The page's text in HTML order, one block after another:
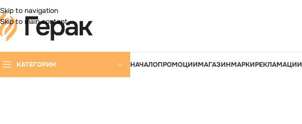
Skip to navigation
Skip to main content
КАТЕГОРИИ НАЧАЛОПРОМОЦИИМАГАЗИНМАРКИРЕКЛАМАЦИИ